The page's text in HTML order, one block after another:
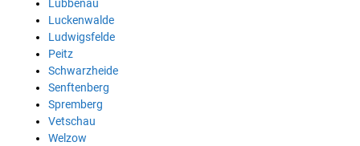
Lübbenau
Luckenwalde
Ludwigsfelde
Peitz
Schwarzheide
Senftenberg
Spremberg
Vetschau
Welzow